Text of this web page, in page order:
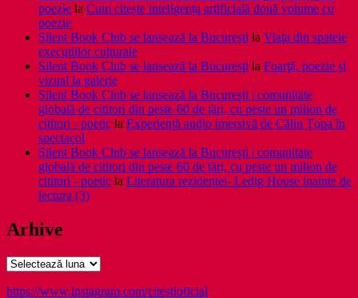
poezie la Cum citește inteligența artificială două volume cu
poezie
Silent Book Club se lansează la București la Viaţa din spatele
execuţiilor culturale
Silent Book Club se lansează la București la Foarţă, poezie şi
vizual la galerie
Silent Book Club se lansează la București | comunitate
globală de cititori din peste 60 de țări, cu peste un milion de
cititori - poetic la Experiență audio imersivă de Călin Țopa în
spectacol
Silent Book Club se lansează la București | comunitate
globală de cititori din peste 60 de țări, cu peste un milion de
cititori - poetic la Literatura rezidenţei- Ledig House inainte de
lectura (3)
Arhive
Arhive
https://www.instagram.com/citestioficial